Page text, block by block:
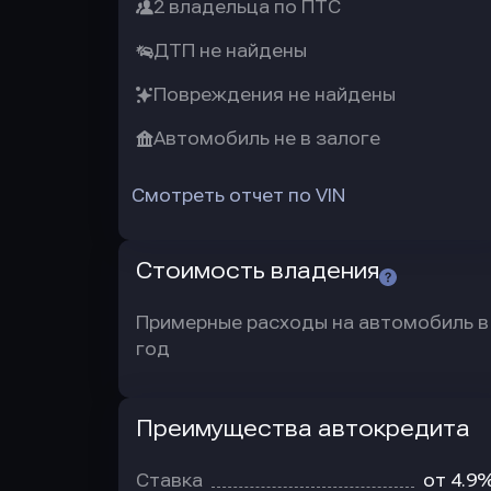
2 владельца по ПТС
ДТП не найдены
Повреждения не найдены
Автомобиль не в залоге
Смотреть отчет по VIN
Стоимость владения
Примерные расходы на автомобиль в
год
Преимущества автокредита
Ставка от